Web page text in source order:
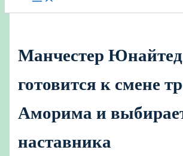
Манчестер Юнайтед
готовится к смене
Аморима и
наставника